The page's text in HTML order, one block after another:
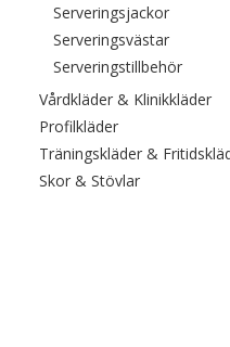
ServeringsjackorFiltrera
ServeringsvästarFiltrera
Serveringstillbehör
Vårdkläder & Klinikkläder
ProfilkläderFiltrera efter
Träningskläder &
Skor & StövlarFiltrera efter